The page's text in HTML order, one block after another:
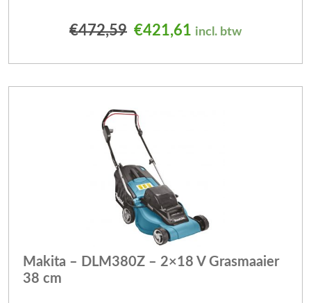
€472,59 Oorspronkelijke prijs
€421,61 Huidige prijs is:
incl. btw
Makita – DLM380Z – 2×18 V Grasmaaier
38 cm